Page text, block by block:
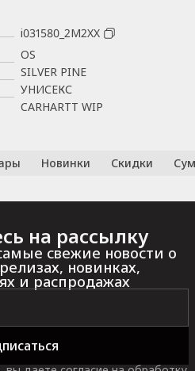
i031580_2M2XX
OS
SILVER PINE
УНИСЕКС
CARHARTT WIP
Новинки Скидки
на рассылку
свежие новости о
новинках,
и распродажах